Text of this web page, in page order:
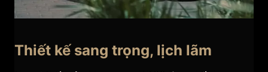
Thiết kế sang trọng, lịch lãm